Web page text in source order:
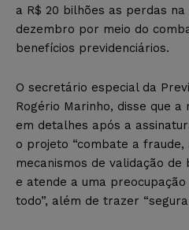
a R$ 20 bilhões as perdas
dezembro por meio do
benefícios previdenciários.
O secretário especial da
Rogério Marinho, disse que
em detalhes após a
o projeto “combate a fraude,
mecanismos de validação
e atende a uma
todo”, além de trazer